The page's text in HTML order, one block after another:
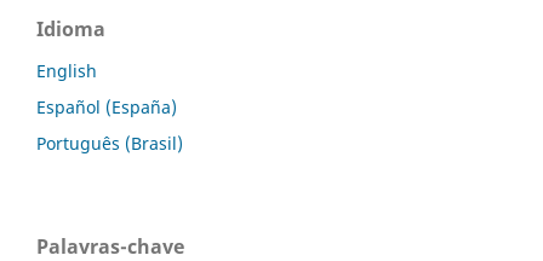
Idioma
English
Español (España)
Português (Brasil)
Palavras-chave